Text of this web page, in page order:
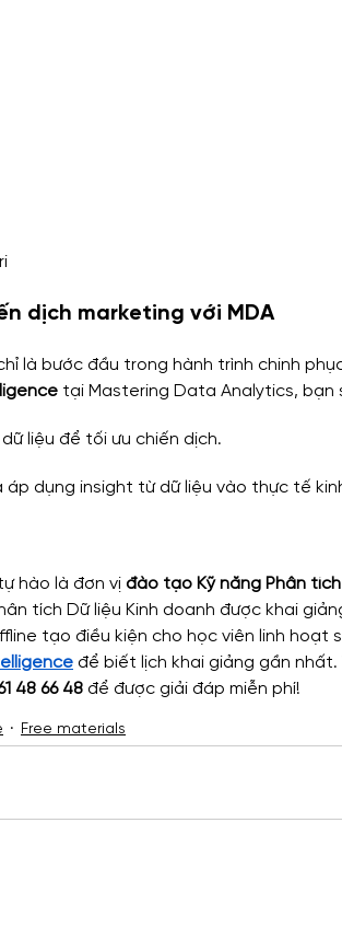
dịch marketing với MDA
là bước đầu trong hành trình chinh
tại Mastering Data Analytics, bạn
liệu để tối ưu chiến dịch.
áp dụng insight từ dữ liệu vào thực tế
hào là đơn vị đào tạo Kỹ năng Phân
tích Dữ liệu Kinh doanh được khai
tạo điều kiện cho học viên linh hoạt
để biết lịch khai giảng gần
48 66 48 để được giải đáp miễn phí!
Free materials